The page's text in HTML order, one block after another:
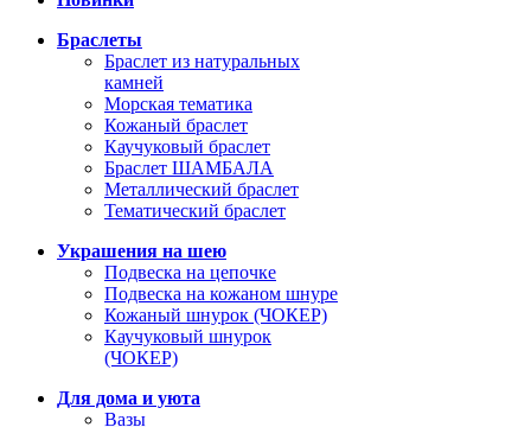
Браслеты
Браслет из натуральных
камней
Морская тематика
Кожаный браслет
Каучуковый браслет
Браслет ШАМБАЛА
Металлический браслет
Тематический браслет
Украшения на шею
Подвеска на цепочке
Подвеска на кожаном шнуре
Кожаный шнурок (ЧОКЕР)
Каучуковый шнурок
(ЧОКЕР)
Для дома и уюта
Вазы